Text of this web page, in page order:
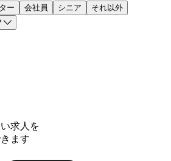
ー 会社員 シニア
それ以外
求人を
ます